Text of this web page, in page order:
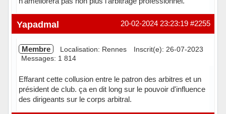
Hors ligne #2255
20-02-2024 23:23:19
Yapadmal
Membre Localisation: Rennes
Inscrit(e): 26-07-2023
Messages: 1 814
Effarant cette collusion entre le patron des arbitres et un
président de club. ça en dit long sur le pouvoir d'influence
des dirigeants sur le corps arbitral.